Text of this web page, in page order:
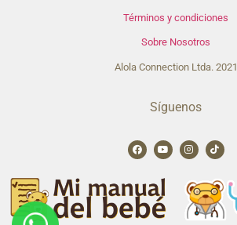
Términos y condiciones
Sobre Nosotros
Alola Connection Ltda. 2021
Síguenos